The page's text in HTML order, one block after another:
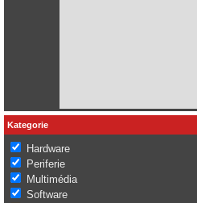
Kategorie
Hardware
Periferie
Multimédia
Software